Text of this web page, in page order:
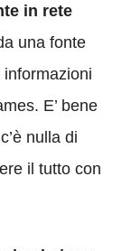
in rete
una fonte
E’ bene
nulla di
il tutto con